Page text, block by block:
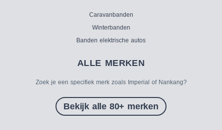
Caravanbanden
Winterbanden
Banden elektrische autos
ALLE MERKEN
Zoek je een specifiek merk zoals Imperial of Nankang?
Bekijk alle 80+ merken